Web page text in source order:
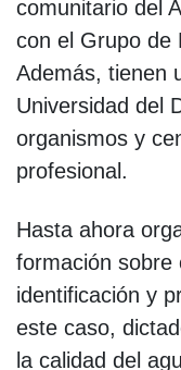
comunitario del
con el Grupo de
Además, tienen
Universidad del
organismos y
profesional.
Hasta ahora
formación sobre
identificación y
este caso,
la calidad del